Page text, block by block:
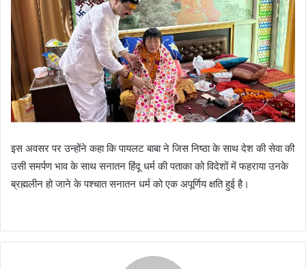
इस अवसर पर उन्होंने कहा कि पायलट बाबा ने जिस निष्ठा के साथ देश की सेवा की
उसी समर्पण भाव के साथ सनातन हिंदू धर्म की पताका को विदेशों में फहराया उनके
ब्रह्मलीन हो जाने के पश्चात सनातन धर्म को एक अपूर्णिय क्षति हुई है।